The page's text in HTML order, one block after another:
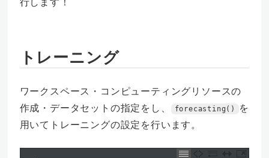
トレーニング
ワークスペース・コンピューティングリソースの
作成・データセットの指定をし、
forecasting()
を
用いてトレーニングの設定を行います。